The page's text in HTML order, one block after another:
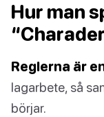
Hur man
Reglerna är
lagarbete, så
börjar.